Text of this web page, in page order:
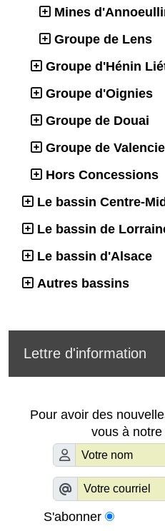
Mines
Groupe de Lens
Groupe d'Hénin
Groupe d'Oignies
Groupe de Douai
Groupe de
Hors Concessions
Le bassin Centre-
Le bassin de
Le bassin d'Alsace
Autres bassins
Lettre d'information
Pour avoir des
vous à
S'abonner